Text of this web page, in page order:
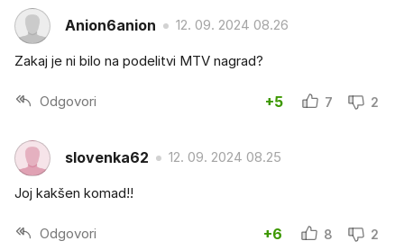
Anion6anion 12. 09. 2024 08.26
Zakaj je ni bilo na podelitvi MTV nagrad?
Odgovori +5 7 2
slovenka62 12. 09. 2024 08.25
Joj kakšen komad!!
Odgovori +6 8 2